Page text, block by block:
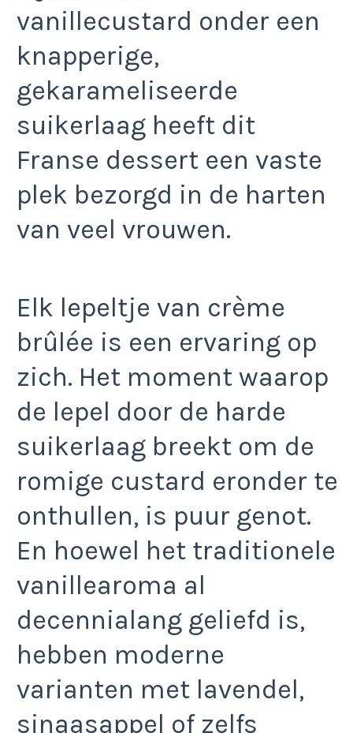
vanillecustard onder een
knapperige,
gekarameliseerde
suikerlaag heeft dit
Franse dessert een vaste
plek bezorgd in de harten
van veel vrouwen.
Elk lepeltje van crème
brûlée is een ervaring op
zich. Het moment waarop
de lepel door de harde
suikerlaag breekt om de
romige custard eronder te
onthullen, is puur genot.
En hoewel het traditionele
vanillearoma al
decennialang geliefd is,
hebben moderne
varianten met lavendel,
sinaasappel of zelfs